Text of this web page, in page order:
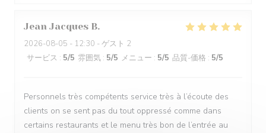
Jean Jacques B
2026-08-05 - 12:30 - ゲスト 2
サービス : 5/5 雰囲気 : 5/5 メニュー : 5/5 品質-価格 : 5/5
Personnels très compétents service très à l’écoute des
clients on se sent pas du tout oppressé comme dans
certains restaurants et le menu très bon de l’entrée au